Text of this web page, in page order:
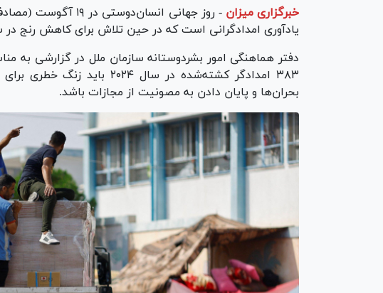
خبرگزاری میزان -
یادآوری امدادگرانی است که در حین تلاش برای کاهش رنج
دفتر هماهنگی امور بشردوستانه سازمان ملل در گزارشی به
۳۸۳ امدادگر کشته‌شده در سال
بحران‌ها و پایان دادن به مصونیت از مجازات باشد.